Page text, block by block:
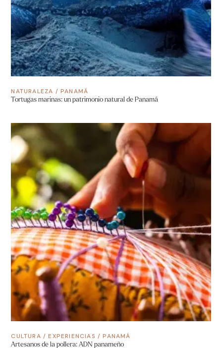
NATURALEZA /PANAMÁ
Tortugas marinas: un patrimonio natural de Panamá
CULTURA /EXPERIENCIAS /PANAMÁ
Artesanos de la pollera: ADN panameño